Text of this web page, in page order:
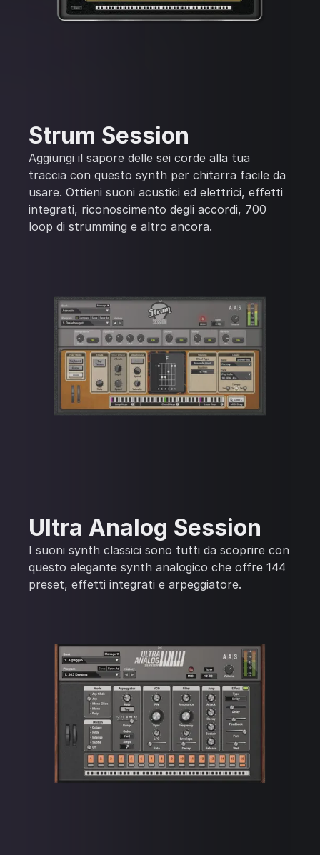
Strum Session
Aggiungi il sapore delle sei corde alla tua
traccia con questo synth per chitarra facile da
usare. Ottieni suoni acustici ed elettrici, effetti
integrati, riconoscimento degli accordi, 700
loop di strumming e altro ancora.
Ultra Analog Session
I suoni synth classici sono tutti da scoprire con
questo elegante synth analogico che offre 144
preset, effetti integrati e arpeggiatore.